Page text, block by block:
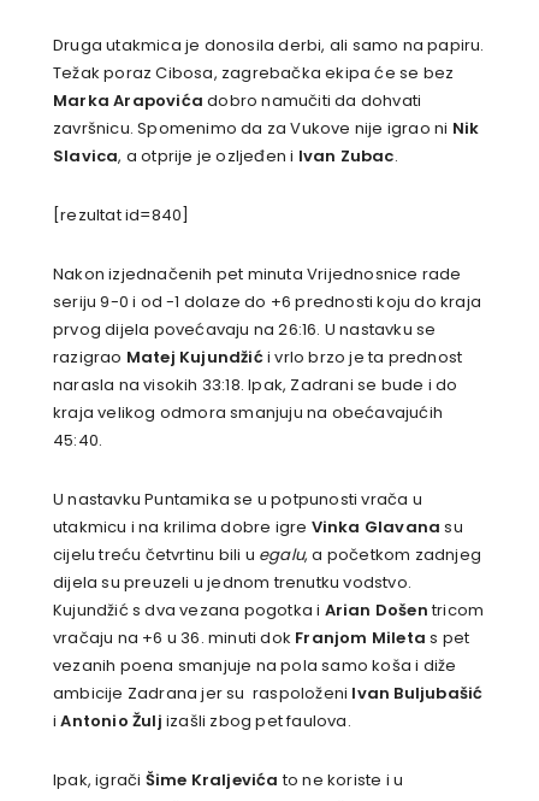
Druga utakmica je donosila derbi, ali samo na papiru.
Težak poraz Cibosa, zagrebačka ekipa će se bez
Marka Arapovića dobro namučiti da dohvati
završnicu. Spomenimo da za Vukove nije igrao ni Nik
Slavica, a otprije je ozljeđen i Ivan Zubac.
[rezultat id=840]
Nakon izjednačenih pet minuta Vrijednosnice rade
seriju 9-0 i od -1 dolaze do +6 prednosti koju do kraja
prvog dijela povećavaju na 26:16. U nastavku se
razigrao Matej Kujundžići vrlo brzo je ta prednost
narasla na visokih 33:18. Ipak, Zadrani se bude i do
kraja velikog odmora smanjuju na obećavajućih
45:40.
U nastavku Puntamika se u potpunosti vrača u
utakmicu i na krilima dobre igre Vinka Glavana su
cijelu treću četvrtinu bili u egalu, a početkom zadnjeg
dijela su preuzeli u jednom trenutku vodstvo.
Kujundžić s dva vezana pogotka i Arian Došentricom
vračaju na +6 u 36. minuti dok Franjom Mileta s pet
vezanih poena smanjuje na pola samo koša i diže
ambicije Zadrana jer su raspoloženi Ivan Buljubašić
iAntonio Žulj izašli zbog pet faulova.
Ipak, igrači Šime Kraljevića to ne koriste i u